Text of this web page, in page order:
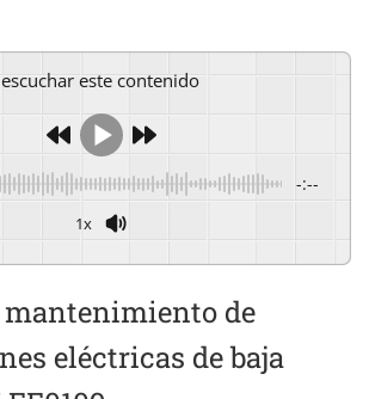
escuchar este contenido
-:--
1x
de
eléctricas de baja